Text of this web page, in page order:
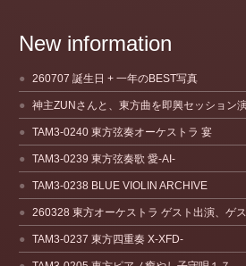
New information
260707 誕生日 + 一年のBEST写真
神主ZUNさんと、東方曲を即興セッション
TAM3-0240 東方弦奏オーケストラ 宴
TAM3-0239 東方弦奏歌 愛-AI-
TAM3-0238 BLUE VIOLIN ARCHIVE
260328 東方オーケストラ ゲスト出演、ゲ
TAM3-0237 東方四重奏 X-XFD-